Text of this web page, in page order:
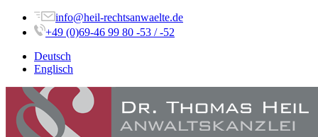
info@heil-rechtsanwaelte.de
+49 (0)69-46 99 80 -53 / -52
Deutsch
Englisch